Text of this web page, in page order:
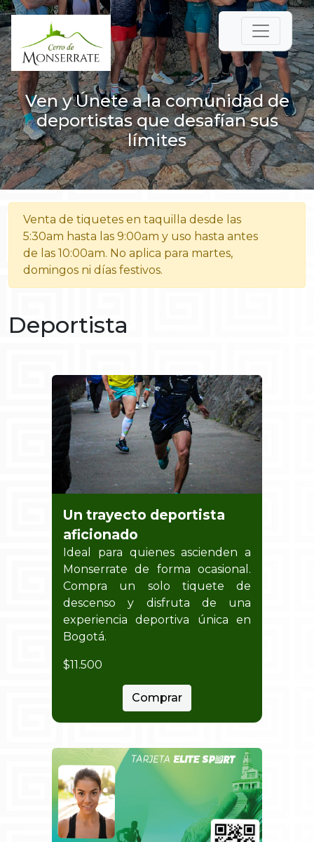
Ven y Únete a la comunidad de
deportistas que desafían sus
límites
Venta de tiquetes en taquilla desde las
5:30am hasta las 9:00am y uso hasta antes
de las 10:00am. No aplica para martes,
domingos ni días festivos.
Deportista
Un trayecto deportista
aficionado
Ideal para quienes ascienden a
Monserrate de forma ocasional.
Compra un solo tiquete de
descenso y disfruta de una
experiencia deportiva única en
Bogotá.
$11.500
Comprar